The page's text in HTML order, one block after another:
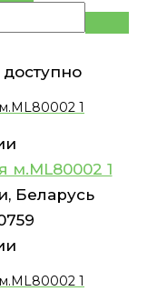
доступно
1
м.ML80002 1
Беларусь
1